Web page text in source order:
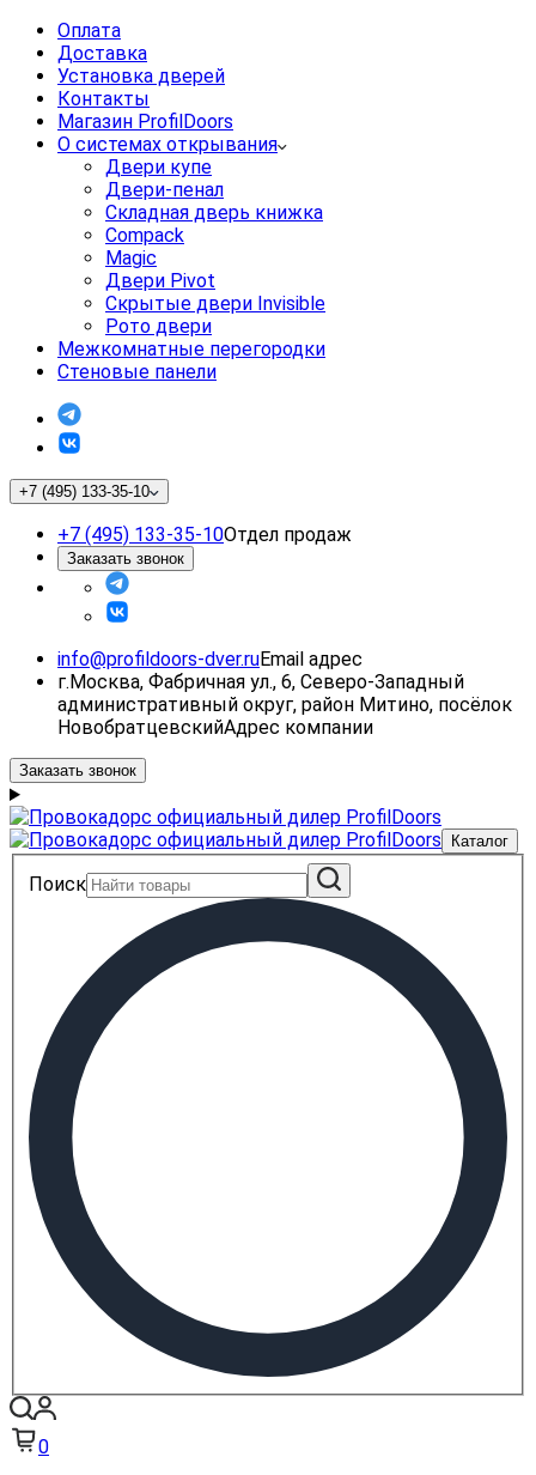
Оплата
Доставка
Установка дверей
Контакты
Магазин ProfilDoors
О системах открывания
Двери купе
Двери-пенал
Складная дверь книжка
Compack
Magic
Двери Pivot
Скрытые двери Invisible
Рото двери
Межкомнатные перегородки
Стеновые панели
+7 (495) 133-35-10
+7 (495) 133-35-10Отдел продаж
Заказать звонок
info@profildoors-dver.ruEmail адрес
г.Москва, Фабричная ул., 6, Северо-Западный
административный округ, район Митино, посёлок
НовобратцевскийАдрес компании
Заказать звонок
Каталог
Поиск
0